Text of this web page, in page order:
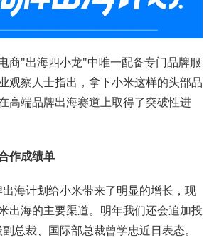
商"出海四小龙"中唯一配备专门品牌服
观察人士指出，拿下小米这样的头部品
高端品牌出海赛道上取得了突破性进
作成绩单
海计划给小米带来了明显的增长，现
出海的主要渠道。明年我们还会追加投
总裁、国际部总裁曾学忠近日表态。